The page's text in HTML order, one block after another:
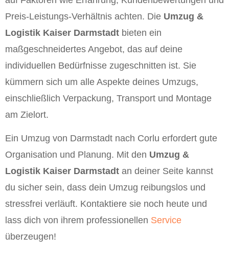
Preis-Leistungs-Verhältnis achten. Die Umzug &
Logistik Kaiser Darmstadt bieten ein
maßgeschneidertes Angebot, das auf deine
individuellen Bedürfnisse zugeschnitten ist. Sie
kümmern sich um alle Aspekte deines Umzugs,
einschließlich Verpackung, Transport und Montage
am Zielort.
Ein Umzug von Darmstadt nach Corlu erfordert gute
Organisation und Planung. Mit den Umzug &
Logistik Kaiser Darmstadt an deiner Seite kannst
du sicher sein, dass dein Umzug reibungslos und
stressfrei verläuft. Kontaktiere sie noch heute und
lass dich von ihrem professionellen Service
überzeugen!